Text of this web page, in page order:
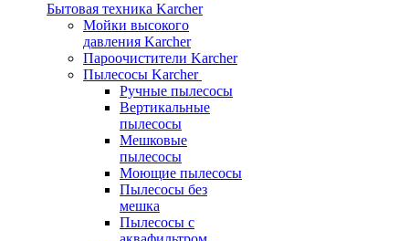
Бытовая техника Karcher
Мойки высокого
давления Karcher
Пароочистители Karcher
Пылесосы Karcher
Ручные пылесосы
Вертикальные
пылесосы
Мешковые
пылесосы
Моющие пылесосы
Пылесосы без
мешка
Пылесосы с